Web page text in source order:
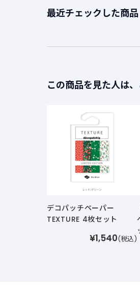
最近チェックした商品
この商品を見た人は
デコパッチペーパー
TEXTURE 4枚セット
¥1,540(税込)